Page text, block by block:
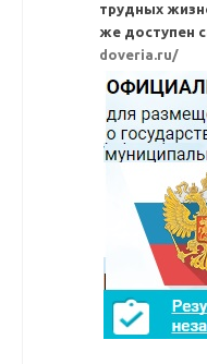
трудных
же доступен
doveria.ru/